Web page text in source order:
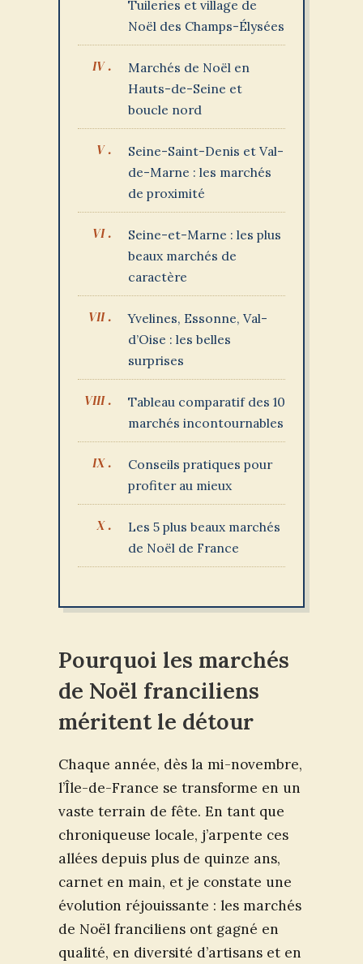
Tuileries et village de
Noël des Champs-Élysées
Marchés de Noël en
Hauts-de-Seine et
boucle nord
Seine-Saint-Denis et Val-
de-Marne : les marchés
de proximité
Seine-et-Marne : les plus
beaux marchés de
caractère
Yvelines, Essonne, Val-
d’Oise : les belles
surprises
Tableau comparatif des 10
marchés incontournables
Conseils pratiques pour
profiter au mieux
Les 5 plus beaux marchés
de Noël de France
Pourquoi les marchés
de Noël franciliens
méritent le détour
Chaque année, dès la mi-novembre,
l’Île-de-France se transforme en un
vaste terrain de fête. En tant que
chroniqueuse locale, j’arpente ces
allées depuis plus de quinze ans,
carnet en main, et je constate une
évolution réjouissante : les marchés
de Noël franciliens ont gagné en
qualité, en diversité d’artisans et en